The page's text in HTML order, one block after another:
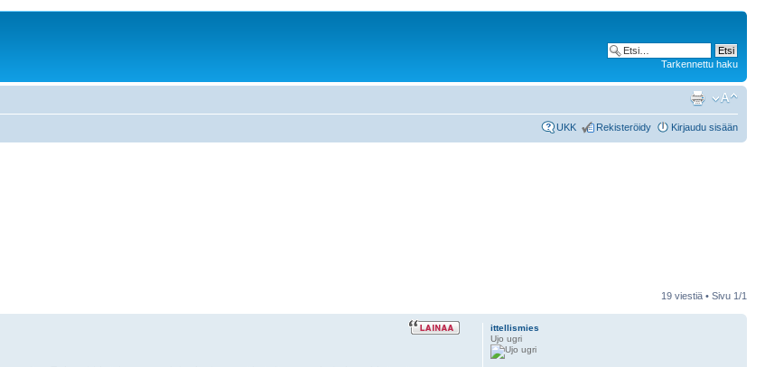
Tarkennettu haku
UKK Rekisteröidy Kirjaudu sisään
19 viestiä • Sivu 1/1
ittellismies
Ujo ugri